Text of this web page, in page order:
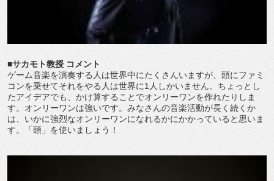
■サカモト教授 コメント
ゲーム音楽を演奏する人は世界中にたくさんいますが、頭にファミ
コンを乗せてそれをやる人は世界に1人しかいません。ちょっとし
たアイデアでも、かけ算することでオンリーワンを作れたりしま
す。オンリーワンは強いです。みなさんの音楽活動が長く続くか
は、いかに強烈なオンリーワンになれるかにかかっていると思いま
す。「頭」を使いましょう！